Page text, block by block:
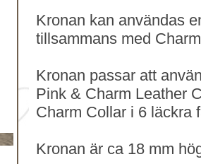
Kronan kan användas
tillsammans med
Kronan passar att
Pink & Charm Leather
Charm Collar i 6 läckra
Kronan är ca 18 mm